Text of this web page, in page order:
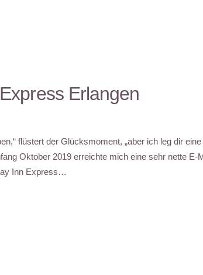
Erlangen
flüstert der Glücksmoment, „aber ich leg dir eine
Oktober 2019 erreichte mich eine sehr nette E-
Inn Express…